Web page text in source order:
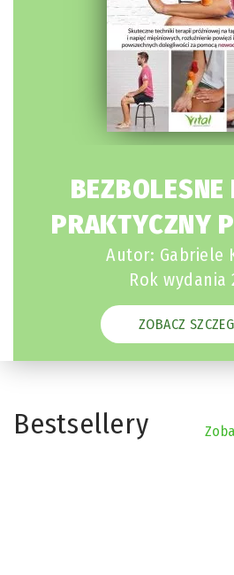
PRAKTYCZNY
Autor: Gabriele
Rok wydania
ZOBACZ
Bestsellery